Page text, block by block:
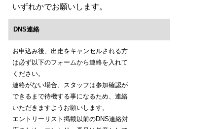
いずれかでお願いします。
DNS連絡
お申込み後、出走をキャンセルされる方
は必ず以下のフォームから連絡を入れて
ください。
連絡がない場合、スタッフは参加確認が
できるまで待機する事になるため、連絡
いただきますようお願いします。
エントリーリスト掲載以前のDNS連絡対